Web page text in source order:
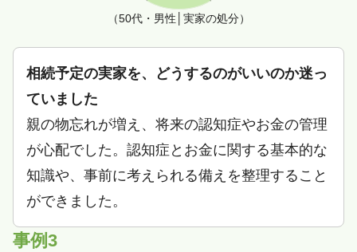
（50代・男性│実家の処分）
相続予定の実家を、どうするのがいいのか迷っ
ていました
親の物忘れが増え、将来の認知症やお金の管理
が心配でした。認知症とお金に関する基本的な
知識や、事前に考えられる備えを整理すること
ができました。
事例3